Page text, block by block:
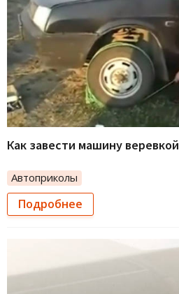
Как завести машину веревкой
Автоприколы
Подробнее